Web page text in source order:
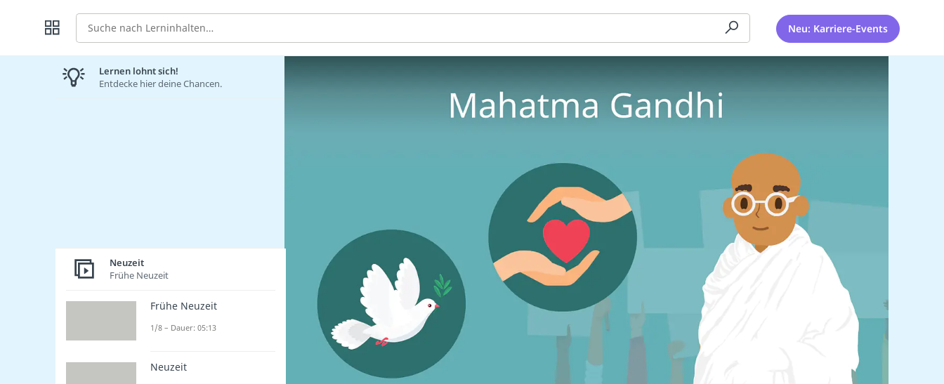
Suche Neu: Karriere-Events
Lernen lohnt sich!
Entdecke hier deine Chancen.
Neuzeit
Frühe Neuzeit
Frühe Neuzeit
1/8 – Dauer: 05:13
Neuzeit